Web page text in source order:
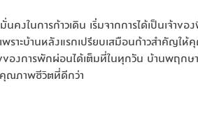
คงในการก้าวเดิน เริ่มจากการได้เป็นเจ้าข
เพราะบ้านหลังแรกเปรียบเสมือนก้าวสำคัญ
องการพักผ่อนได้เต็มที่ในทุกวัน บ้านพฤก
ณภาพชีวิตที่ดีกว่า